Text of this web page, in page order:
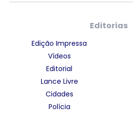
Editorias
Edição Impressa
Vídeos
Editorial
Lance Livre
Cidades
Polícia